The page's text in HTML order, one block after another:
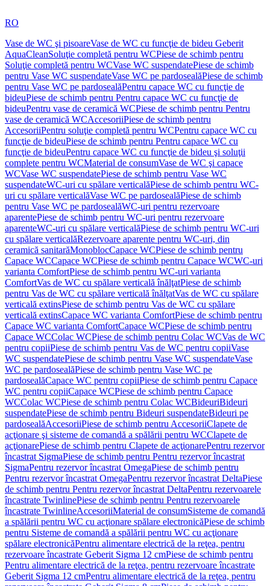
RO
Vase de WC şi pisoareVase de WC cu funcţie de bideu Geberit
AquaCleanSoluţie completă pentru WCPiese de schimb pentru
Soluţie completă pentru WCVase WC suspendatePiese de schimb
pentru Vase WC suspendateVase WC pe pardosealăPiese de schimb
pentru Vase WC pe pardosealăPentru capace WC cu funcţie de
bideuPiese de schimb pentru Pentru capace WC cu funcţie de
bideuPentru vase de ceramică WCPiese de schimb pentru Pentru
vase de ceramică WCAccesoriiPiese de schimb pentru
AccesoriiPentru soluţie completă pentru WCPentru capace WC cu
funcţie de bideuPiese de schimb pentru Pentru capace WC cu
funcţie de bideuPentru capace WC cu funcţie de bideu şi soluţii
complete pentru WCMaterial de consumVase de WC şi capace
WCVase WC suspendatePiese de schimb pentru Vase WC
suspendateWC-uri cu spălare verticalăPiese de schimb pentru WC-
uri cu spălare verticalăVase WC pe pardosealăPiese de schimb
pentru Vase WC pe pardosealăWC-uri pentru rezervoare
aparentePiese de schimb pentru WC-uri pentru rezervoare
aparenteWC-uri cu spălare verticalăPiese de schimb pentru WC-uri
cu spălare verticalăRezervoare aparente pentru WC-uri, din
ceramică sanitarăMonoblocCapace WCPiese de schimb pentru
Capace WCCapace WCPiese de schimb pentru Capace WCWC-uri
varianta ComfortPiese de schimb pentru WC-uri varianta
ComfortVas de WC cu spălare verticală înălţatPiese de schimb
pentru Vas de WC cu spălare verticală înălţatVas de WC cu spălare
verticală extinsPiese de schimb pentru Vas de WC cu spălare
verticală extinsCapace WC varianta ComfortPiese de schimb pentru
Capace WC varianta ComfortCapace WCPiese de schimb pentru
Capace WCColac WCPiese de schimb pentru Colac WCVas de WC
pentru copiiPiese de schimb pentru Vas de WC pentru copiiVase
WC suspendatePiese de schimb pentru Vase WC suspendateVase
WC pe pardosealăPiese de schimb pentru Vase WC pe
pardosealăCapace WC pentru copiiPiese de schimb pentru Capace
WC pentru copiiCapace WCPiese de schimb pentru Capace
WCColac WCPiese de schimb pentru Colac WCBideuriBideuri
suspendatePiese de schimb pentru Bideuri suspendateBideuri pe
pardosealăAccesoriiPiese de schimb pentru AccesoriiClapete de
acţionare şi sisteme de comandă a spălării pentru WCClapete de
acţionarePiese de schimb pentru Clapete de acţionarePentru rezervor
încastrat SigmaPiese de schimb pentru Pentru rezervor încastrat
SigmaPentru rezervor încastrat OmegaPiese de schimb pentru
Pentru rezervor încastrat OmegaPentru rezervor încastrat DeltaPiese
de schimb pentru Pentru rezervor încastrat DeltaPentru rezervoarele
încastrate TwinlinePiese de schimb pentru Pentru rezervoarele
încastrate TwinlineAccesoriiMaterial de consumSisteme de comandă
a spălării pentru WC cu acţionare spălare electronicăPiese de schimb
pentru Sisteme de comandă a spălării pentru WC cu acţionare
spălare electronicăPentru alimentare electrică de la reţea, pentru
rezervoare încastrate Geberit Sigma 12 cmPiese de schimb pentru
Pentru alimentare electrică de la reţea, pentru rezervoare încastrate
Geberit Sigma 12 cmPentru alimentare electrică de la reţea, pentru